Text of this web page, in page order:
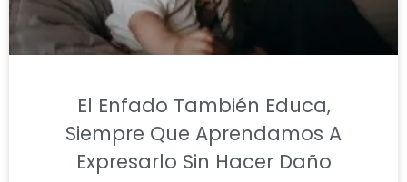
El Enfado También Educa,
Siempre Que Aprendamos A
Expresarlo Sin Hacer Daño